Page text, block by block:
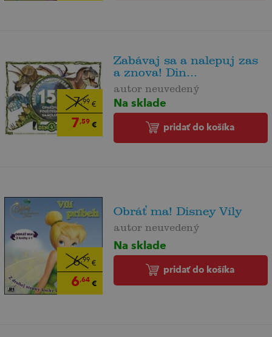
7,99 €
7,59€
Zabávaj sa a nalepuj zas
a znova! Din...
autor neuvedený
Na sklade
pridať do košíka
6,99 €
6,64€
Obráť ma! Disney Víly
autor neuvedený
Na sklade
pridať do košíka